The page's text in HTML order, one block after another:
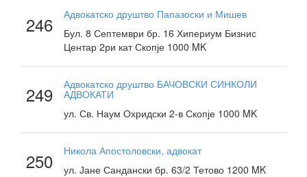
246
Адвокатско друштво Папазоски и Мишев
Бул. 8 Септември бр. 16 Хипериум Бизнис
Центар 2ри кат Скопје 1000 MK
249 Адвокатско друштво БАЧОВСКИ СИНКОЛИ
АДВОКАТИ
ул. Св. Наум Охридски 2-в Скопје 1000 MK
250
Никола Апостоловски, адвокат
ул. Јане Сандански бр. 63/2 Тетово 1200 MK